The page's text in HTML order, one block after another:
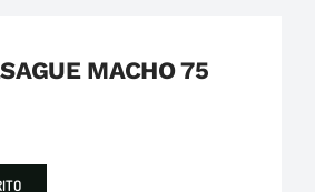
MACHO 75